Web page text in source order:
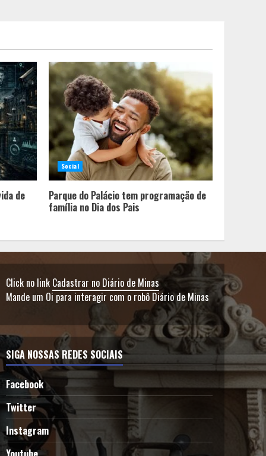
de
Social
Parque do Palácio tem programação de
família no Dia dos Pais
Click no link Cadastrar no Diário de Minas
Mande um Oi para interagir com o robô Diário de Minas
SIGA NOSSAS REDES SOCIAIS
Facebook
Twitter
Instagram